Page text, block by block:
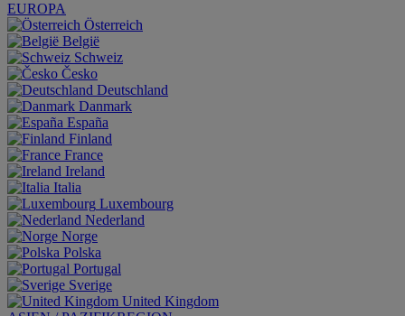
EUROPA
Österreich
België
Schweiz
Česko
Deutschland
Danmark
España
Finland
France
Ireland
Italia
Luxembourg
Nederland
Norge
Polska
Portugal
Sverige
United Kingdom